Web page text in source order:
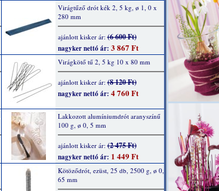
Virágtűző drót kék 2, 5 kg, ø 1, 0 x
280 mm
ajánlott kisker ár:(6 600 Ft)
nagyker nettó ár: 3 867 Ft
Virágkötő tű 2, 5 kg 10 x 80 mm
ajánlott kisker ár:(8 120 Ft)
nagyker nettó ár: 4 760 Ft
Lakkozott alumíniumdrót aranyszínű
100 g, ø 0, 5 mm
ajánlott kisker ár:(2 475 Ft)
nagyker nettó ár: 1 449 Ft
Kötöződrót, ezüst, 25 db, 2500 g, ø 0,
65 mm